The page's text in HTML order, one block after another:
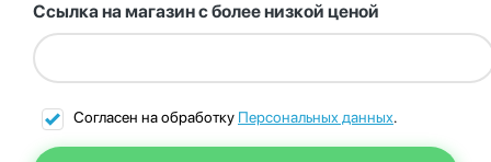
Ссылка на магазин с более низкой ценой
Согласен на обработку Персональных данных.